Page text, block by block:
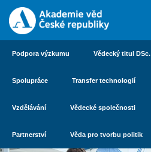
Podpora výzkumu Vědecký titul DSc.
Spolupráce Transfer technologií
Vzdělávání Vědecké společnosti
Partnerství Věda pro tvorbu politik